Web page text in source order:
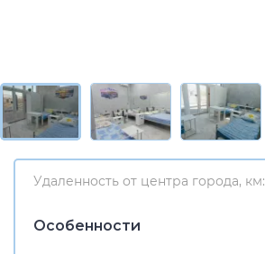
Удаленность от центра города, км:
Особенности